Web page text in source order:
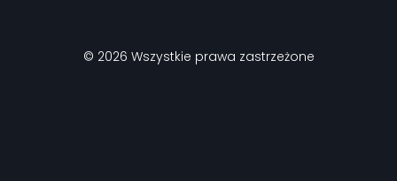
© 2026 Wszystkie prawa zastrzeżone